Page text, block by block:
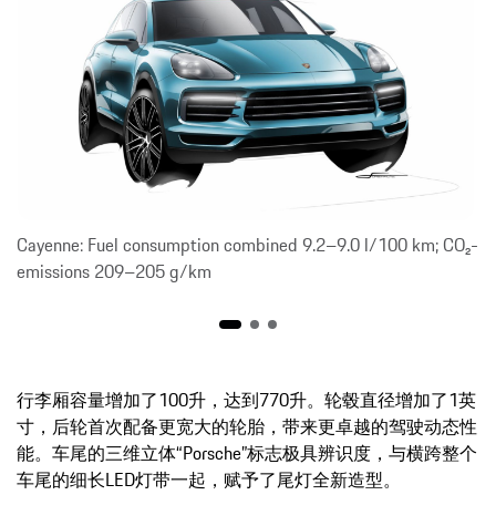
Cayenne: Fuel consumption combined 9.2–9.0 l/100 km; CO₂-
emissions 209–205 g/km
行李厢容量增加了100升，达到770升。轮毂直径增加了1英
寸，后轮首次配备更宽大的轮胎，带来更卓越的驾驶动态性
能。车尾的三维立体“Porsche”标志极具辨识度，与横跨整个
车尾的细长LED灯带一起，赋予了尾灯全新造型。